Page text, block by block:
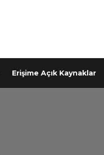
Erişime Açık Kaynaklar